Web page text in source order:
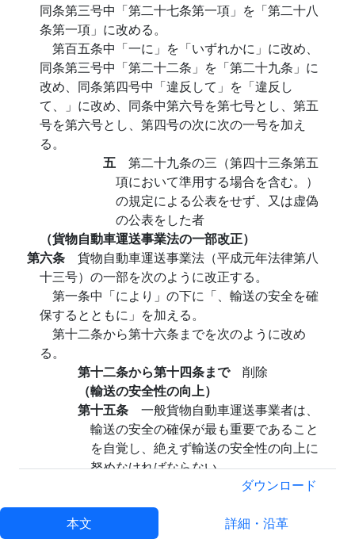
同条第三号中「第二十七条第一項」を「第二十八
条第一項」に改める。
第百五条中「一に」を「いずれかに」に改め、
同条第三号中「第二十二条」を「第二十九条」に
改め、同条第四号中「違反して」を「違反し
て、」に改め、同条中第六号を第七号とし、第五
号を第六号とし、第四号の次に次の一号を加え
る。
五 第二十九条の三（第四十三条第五
項において準用する場合を含む。）
の規定による公表をせず、又は虚偽
の公表をした者
（貨物自動車運送事業法の一部改正）
第六条 貨物自動車運送事業法（平成元年法律第八
十三号）の一部を次のように改正する。
第一条中「により」の下に「、輸送の安全を確
保するとともに」を加える。
第十二条から第十六条までを次のように改め
る。
第十二条から第十四条まで 削除
（輸送の安全性の向上）
第十五条 一般貨物自動車運送事業者は、
輸送の安全の確保が最も重要であること
を自覚し、絶えず輸送の安全性の向上に
努めなければならない。
第十六条一般貨物自動車運送事業者（そ
の事業の規模が国土交通省令で定める規
ダウンロード
本文 詳細・沿革